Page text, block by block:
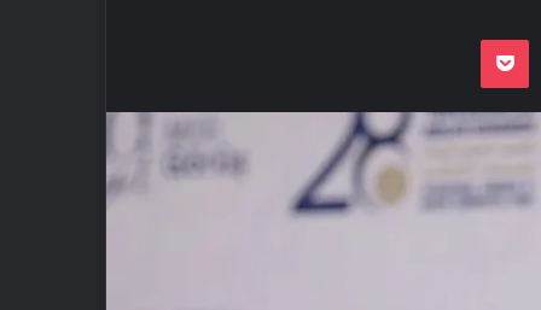
Odnoklassniki
Pocket